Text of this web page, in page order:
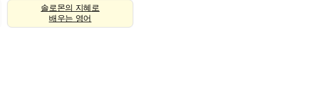
솔로몬의 지혜로
배우는 영어